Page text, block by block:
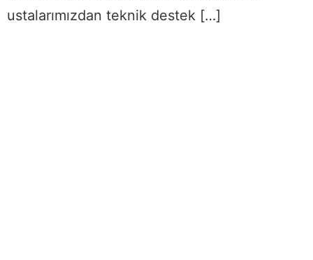
ustalarımızdan teknik destek […]